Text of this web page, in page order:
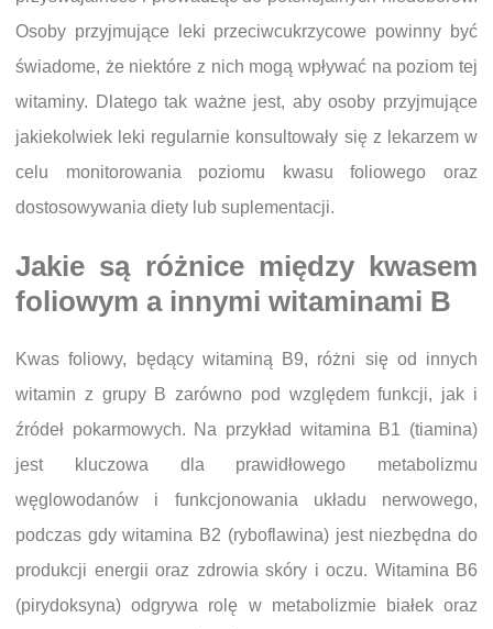
Osoby przyjmujące leki przeciwcukrzycowe powinny być
świadome, że niektóre z nich mogą wpływać na poziom tej
witaminy. Dlatego tak ważne jest, aby osoby przyjmujące
jakiekolwiek leki regularnie konsultowały się z lekarzem w
celu monitorowania poziomu kwasu foliowego oraz
dostosowywania diety lub suplementacji.
Jakie są różnice między kwasem
foliowym a innymi witaminami B
Kwas foliowy, będący witaminą B9, różni się od innych
witamin z grupy B zarówno pod względem funkcji, jak i
źródeł pokarmowych. Na przykład witamina B1 (tiamina)
jest kluczowa dla prawidłowego metabolizmu
węglowodanów i funkcjonowania układu nerwowego,
podczas gdy witamina B2 (ryboflawina) jest niezbędna do
produkcji energii oraz zdrowia skóry i oczu. Witamina B6
(pirydoksyna) odgrywa rolę w metabolizmie białek oraz